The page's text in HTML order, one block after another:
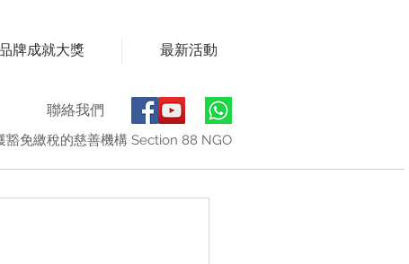
牌成就大獎 最新活動
聯絡我們
豁免繳稅的慈善機構 Section 88 NGO